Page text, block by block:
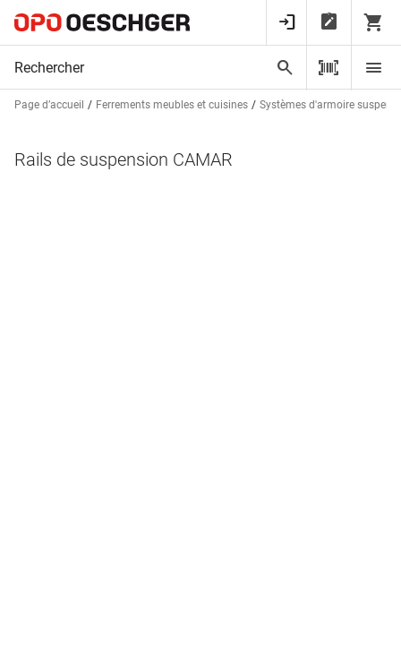
Page d’accueil Ferrements meubles et cuisines Systèmes d'armoire
Rails de suspension CAMAR